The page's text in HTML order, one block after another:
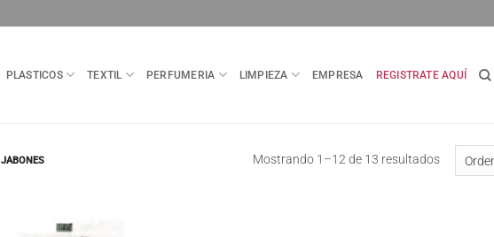
PLASTICOS TEXTIL PERFUMERIA LIMPIEZA EMPRESA REGISTRATE AQUÍ
JABONES Mostrando 1–12 de 13 resultadosOrdenado
por